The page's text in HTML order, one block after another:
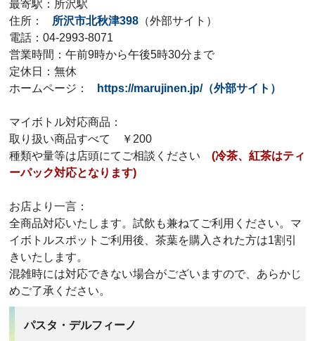
最寄駅：所沢駅
住所：
所沢市北秋津398 （外部サイト）
電話：04-2993-8071
営業時間：午前9時から午後5時30分まで
定休日：無休
ホームページ：
https://marujinen.jp/（外部サイト）
マイボトル対応商品：
取り扱い商品すべて ￥200
種類や量等は店頭にてご相談ください(冷茶、紅茶はティ
ーパック対応となります)
お店より一言：
全商品対応いたします。試飲も兼ねてご利用ください。マ
イボトルスポットご利用後、茶葉を購入された方は1割引
きいたします。
混雑時には対応できない場合がございますので、あらかじ
めご了承ください。
パスタ・デルフィーノ